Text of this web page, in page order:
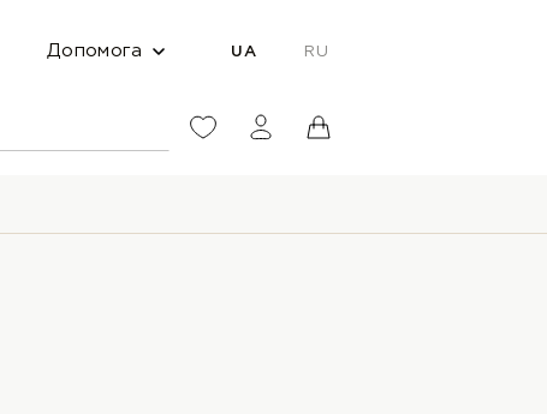
Допомога UA RU